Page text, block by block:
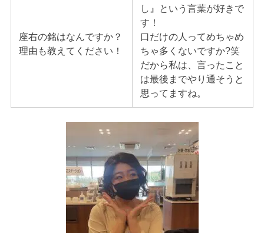
座右の銘はなんですか？
理由も教えてください！
し』という言葉が好きで
す！
口だけの人ってめちゃめ
ちゃ多くないですか?笑
だから私は、言ったこと
は最後までやり通そうと
思ってますね。